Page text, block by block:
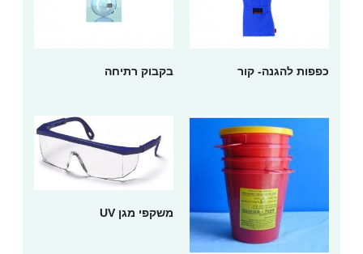
כפפות להגנה- קור בקבוק רתיחה
משקפי מגן UV